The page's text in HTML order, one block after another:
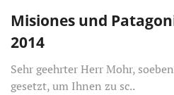
Misiones und
2014
Sehr geehrter Herr Mohr,
gesetzt, um Ihnen zu sc..